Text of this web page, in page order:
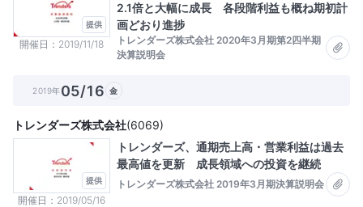
提供
開催日 2019/11/18
2.1倍と大幅に成長 各段階利益も概ね期初計
画どおり進捗
トレンダーズ株式会社 2020年3月期第2四半期
決算説明会
2019年05/16 金
提供
開催日 2019/05/16
トレンダーズ株式会社(6069)
トレンダーズ、通期売上高・営業利益は過去
最高値を更新 成長領域への投資を継続
トレンダーズ株式会社 2019年3月期決算説明会